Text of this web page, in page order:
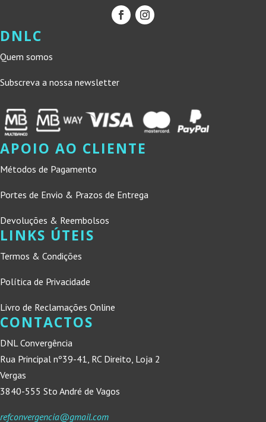
DNLC
Quem somos
Subscreva a nossa newsletter
APOIO AO CLIENTE
Métodos de Pagamento
Portes de Envio & Prazos de Entrega
Devoluções & Reembolsos
LINKS ÚTEIS
Termos & Condições
Política de Privacidade
Livro de Reclamações Online
CONTACTOS
DNL Convergência
Rua Principal nº39-41, RC Direito, Loja 2
Vergas
3840-555 Sto André de Vagos
refconvergencia@gmail.com